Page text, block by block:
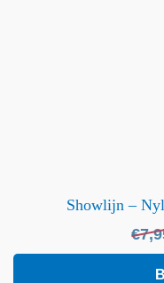
Showlijn –
€